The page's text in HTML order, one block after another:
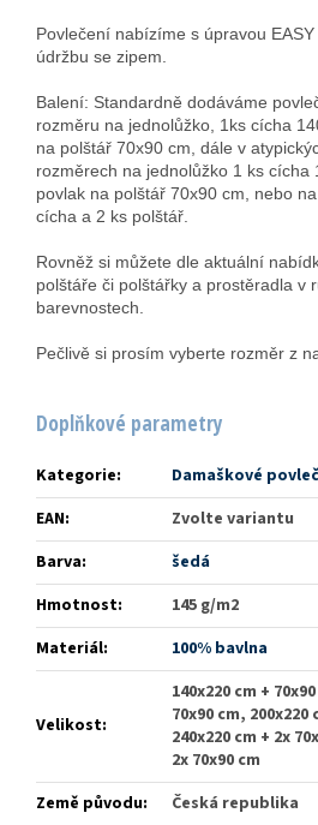
Povlečení nabízíme s úpravou
údržbu se zipem.
Balení: Standardně dodáváme
rozměru na jednolůžko, 1ks cícha
na polštář 70x90 cm, dále v
rozměrech na jednolůžko 1 ks cícha
povlak na polštář 70x90 cm, nebo
cícha a 2 ks polštář.
Rovněž si můžete dle aktuální
polštáře či polštářky a prostěradla v
barevnostech.
Pečlivě si prosím vyberte rozměr z
Doplňkové parametry
Kategorie:
Damaškové
EAN:
Zvolte variantu
Barva:
šedá
Hmotnost:
145 g/m2
Materiál: 100% bavlna
Velikost:
140x220 cm +
70x90 cm, 200x220
240x220 cm + 2x
2x 70x90 cm
Země původu: Česká republika